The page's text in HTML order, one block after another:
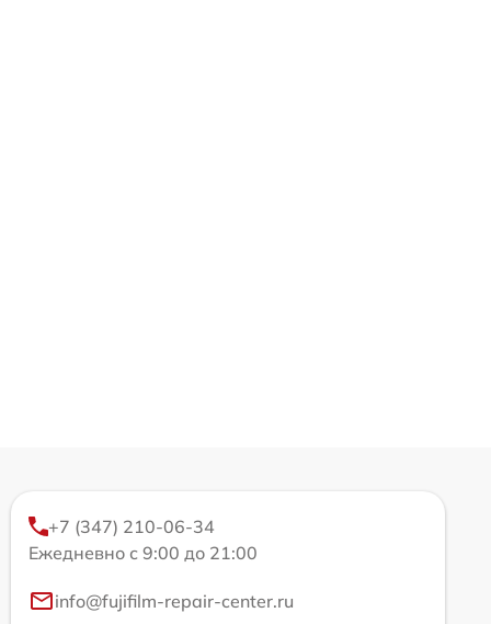
+7 (347) 210-06-34
Ежедневно с 9:00 до 21:00
info@fujifilm-repair-center.ru